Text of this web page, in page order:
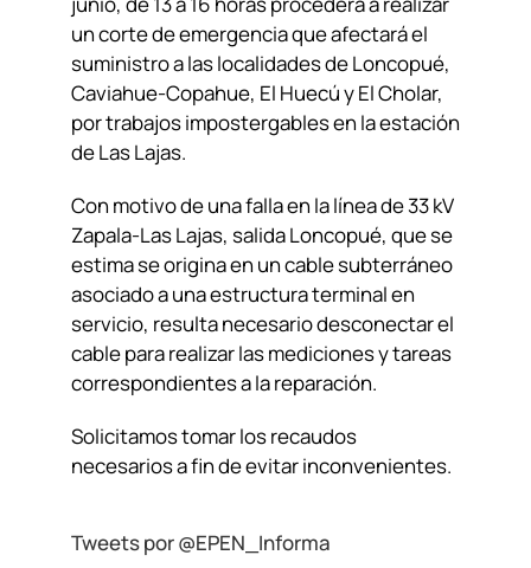
un corte de emergencia que afectará el
suministro a las localidades de Loncopué,
Caviahue-Copahue, El Huecú y El Cholar,
por trabajos impostergables en la estación
de Las Lajas.
Con motivo de una falla en la línea de 33 kV
Zapala-Las Lajas, salida Loncopué, que se
estima se origina en un cable subterráneo
asociado a una estructura terminal en
servicio, resulta necesario desconectar el
cable para realizar las mediciones y tareas
correspondientes a la reparación.
Solicitamos tomar los recaudos
necesarios a fin de evitar inconvenientes.
Tweets por @EPEN_Informa